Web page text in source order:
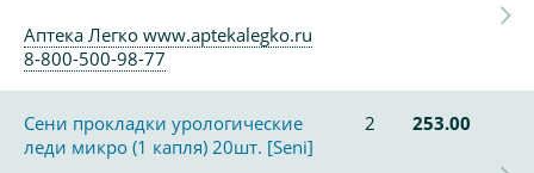
Аптека Легко www.aptekalegko.ru
8-800-500-98-77
Сени прокладки урологические
леди микро (1 капля) 20шт. [Seni]
2 253.00